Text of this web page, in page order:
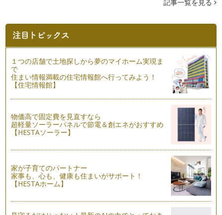
記事一覧を見る
１つの店舗で土地探しから夢のマイホーム実現ま
で
住まい情報満載の住宅情報館へ行ってみよう！
【住宅情報館】
物価高で固定費を見直すなら
超軽量ソーラーパネルで節電＆創エネがおすすめ
【HESTAソーラー】
家が子育てのパートナー
家事も、心も、健康も住まいがサポート！
【HESTAホーム】